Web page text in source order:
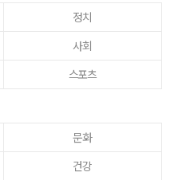
정치
사회
스포츠
문화
건강